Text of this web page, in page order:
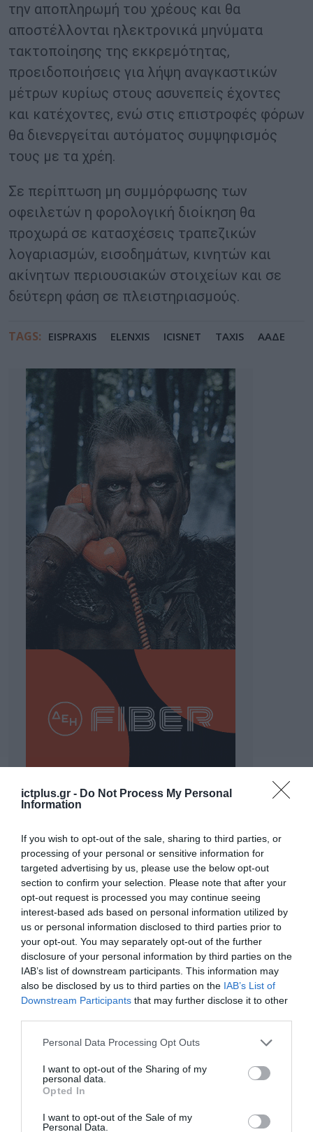
ictplus.gr - Do Not Process My Personal
Information
If you wish to opt-out of the sale, sharing to third parties, or
processing of your personal or sensitive information for
targeted advertising by us, please use the below opt-out
section to confirm your selection. Please note that after your
opt-out request is processed you may continue seeing
interest-based ads based on personal information utilized by
us or personal information disclosed to third parties prior to
your opt-out. You may separately opt-out of the further
disclosure of your personal information by third parties on the
IAB’s list of downstream participants. This information may
also be disclosed by us to third parties on the IAB’s List of
Downstream Participants that may further disclose it to other
Please note that this website/app uses one or more Google
not limited to your visit or usage behaviour. You may click to
grant or deny consent to Google and its third-party tags to
use your data for below specified purposes in below Google
consent section.
Personal Data Processing Opt Outs
I want to opt-out of the Sharing of my
personal data.
Opted In
I want to opt-out of the Sale of my
Personal Data.
την αποπληρωμή του χρέους και θα
αποστέλλονται ηλεκτρονικά μηνύματα
τακτοποίησης της εκκρεμότητας,
προειδοποιήσεις για λήψη αναγκαστικών
μέτρων κυρίως στους ασυνεπείς έχοντες
και κατέχοντες, ενώ στις επιστροφές φόρων
θα διενεργείται αυτόματος συμψηφισμός
τους με τα χρέη.
Σε περίπτωση μη συμμόρφωσης των
οφειλετών η φορολογική διοίκηση θα
προχωρά σε κατασχέσεις τραπεζικών
λογαριασμών, εισοδημάτων, κινητών και
ακίνητων περιουσιακών στοιχείων και σε
δεύτερη φάση σε πλειστηριασμούς.
TAGS: EISPRAXIS ELENXIS ICISNET TAXIS ΑΑΔΕ
Το χρηματοδοτούμενο
από την ΕΕ έργο “The
Gaming Police”
ενισχύει την ασφάλεια
των παιδιών στο
διαδίκτυο
31.07.2026
ΑΑΔΕ: Διευκρινίσεις
για τα πρόστιμα σε
παραβάσεις που
αφορούν τους ΦΗΜ
31.07.2026
Σ. Καλαφάτης: «Η
Τεχνητή Νοημοσύνη
νέα τεχνολογία, είναι
επανάσταση»
31.07.2026
Νέος οδηγός του ΕΚΤ
για τη χρηματοδότηση
των ελληνικών
επιχειρήσεων στον
31.07.2026